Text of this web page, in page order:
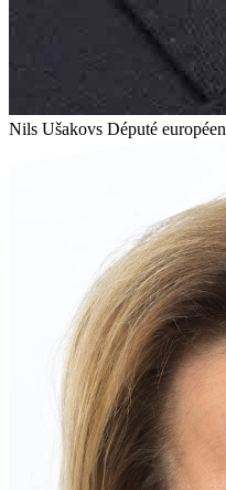
Nils Ušakovs Député européen